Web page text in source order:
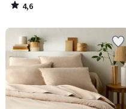
4,6
/